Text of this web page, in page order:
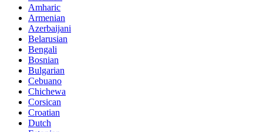
Amharic
Armenian
Azerbaijani
Belarusian
Bengali
Bosnian
Bulgarian
Cebuano
Chichewa
Corsican
Croatian
Dutch